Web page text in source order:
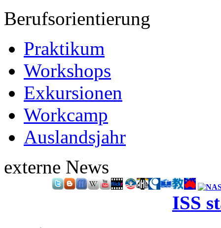
Berufsorientierung
Praktikum
Workshops
Exkursionen
Workcamp
Auslandsjahr
externe News
ISS